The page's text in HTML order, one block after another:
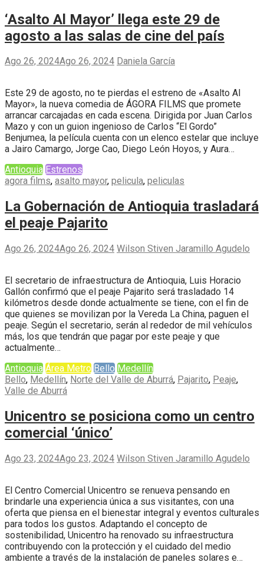
‘Asalto Al Mayor’ llega este 29 de
agosto a las salas de cine del país
Ago 26, 2024Ago 26, 2024 Daniela García
Este 29 de agosto, no te pierdas el estreno de «Asalto Al
Mayor», la nueva comedia de ÁGORA FILMS que promete
arrancar carcajadas en cada escena. Dirigida por Juan Carlos
Mazo y con un guion ingenioso de Carlos “El Gordo”
Benjumea, la película cuenta con un elenco estelar que incluye
a Jairo Camargo, Jorge Cao, Diego León Hoyos, y Aura…
Antioquia Estrenos
agora films, asalto mayor, pelicula, peliculas
La Gobernación de Antioquia trasladará
el peaje Pajarito
Ago 26, 2024Ago 26, 2024 Wilson Stiven Jaramillo Agudelo
El secretario de infraestructura de Antioquia, Luis Horacio
Gallón confirmó que el peaje Pajarito será trasladado 14
kilómetros desde donde actualmente se tiene, con el fin de
que quienes se movilizan por la Vereda La China, paguen el
peaje. Según el secretario, serán al rededor de mil vehículos
más, los que tendrán que pagar por este peaje y que
actualmente…
Antioquia Área Metro Bello Medellín
Bello, Medellín, Norte del Valle de Aburrá, Pajarito, Peaje,
Valle de Aburrá
Unicentro se posiciona como un centro
comercial ‘único’
Ago 23, 2024Ago 23, 2024 Wilson Stiven Jaramillo Agudelo
El Centro Comercial Unicentro se renueva pensando en
brindarle una experiencia única a sus visitantes, con una
oferta que piensa en el bienestar integral y eventos culturales
para todos los gustos. Adaptando el concepto de
sostenibilidad, Unicentro ha renovado su infraestructura
contribuyendo con la protección y el cuidado del medio
ambiente a través de la instalación de paneles solares e…